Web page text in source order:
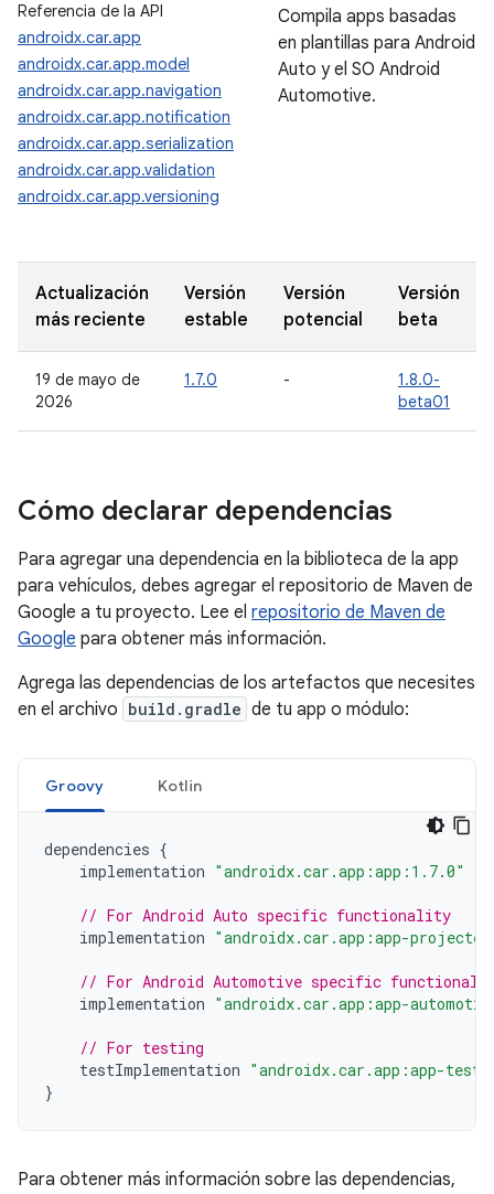
Referencia de la API
androidx.car.app
androidx.car.app.model
androidx.car.app.navigation
androidx.car.app.notification
androidx.car.app.serialization
androidx.car.app.validation
androidx.car.app.versioning
Compila apps basadas
en plantillas para Android
Auto y el SO Android
Automotive.
Actualización
más reciente
Versión
estable
Versión
potencial
Versión
beta
19 de mayo de
2026
1.7.0 -
1.8.0-
beta01
Cómo declarar dependencias
Para agregar una dependencia en la biblioteca de la app
para vehículos, debes agregar el repositorio de Maven de
Google a tu proyecto. Lee el repositorio de Maven de
Google para obtener más información.
Agrega las dependencias de los artefactos que necesites
en el archivo build.gradle de tu app o módulo:
Groovy Kotlin
dependencies {
implementation "androidx.car.app:app:1.7.0"
// For Android Auto specific functionality
implementation "androidx.car.app:app-
// For Android Automotive specific
implementation "androidx.car.app:app-
// For testing
testImplementation "androidx.car.app:app-
}
Para obtener más información sobre las dependencias,